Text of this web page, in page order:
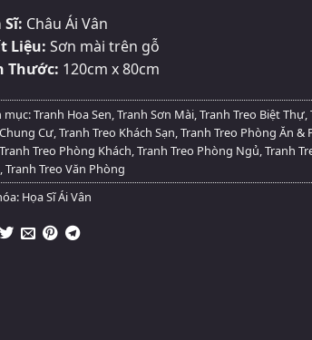
Sĩ: Châu Ái Vân
Liệu: Sơn mài trên gỗ
Thước: 120cm x 80cm
mục:Tranh Hoa Sen Tranh Sơn Mài Tranh Treo Biệt Thự
Cư Tranh Treo Khách Sạn Tranh Treo Phòng Ăn &
Tranh Treo Phòng Khách Tranh Treo Phòng Ngủ Tranh
Tranh Treo Văn Phòng
Họa Sĩ Ái Vân